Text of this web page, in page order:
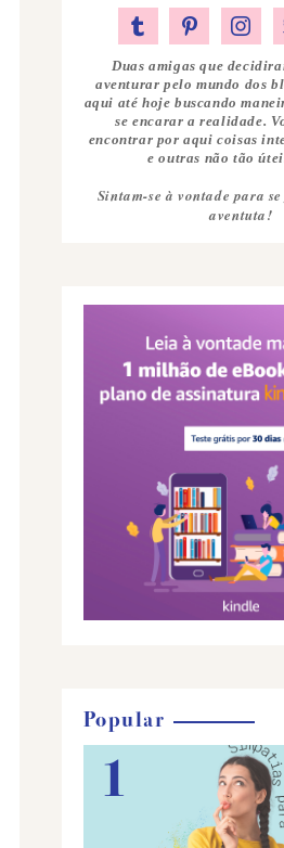
Duas amigas que
aventurar pelo mundo dos
aqui até hoje buscando
se encarar a realidade.
encontrar por aqui coisas
e outras não tão
Sintam-se à vontade para
aventuta!
Popular